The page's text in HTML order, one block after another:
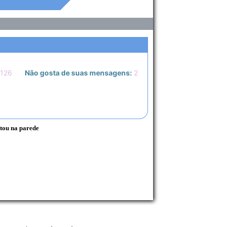
Não gosta de suas mensagens:2
na parede